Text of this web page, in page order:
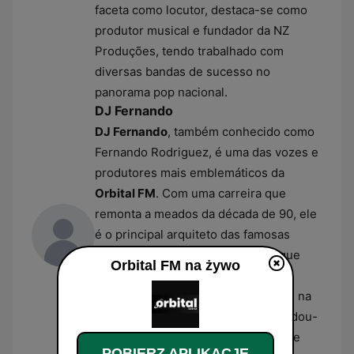
faceta como locutor, destaca-se como
produtor musical e fundador da NZ
Produções, tendo trabalhado com
diversas bandas de sucesso no
panorama pop nacional.
DJ Fernando
DJ Fernando, também conhecido como
Fernando Rodriguez, é uma das vozes e
produtores mais emblemáticos da
Orbital FM. Com uma carreira que
remonta a meados da década de 90, ele
é o principal arquiteto das famosas
da estação, que
compilam os maiores sucessos das
pistas de dança. A sua continuidade na
rádio ao longo das décadas consolidou-
o como um dos pilares da identidade
Orbital FM na żywo